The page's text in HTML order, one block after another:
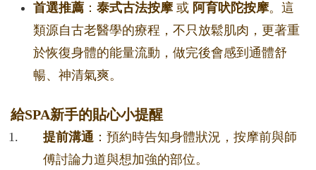
首選推薦 ： 泰式古法按摩或 阿育吠陀按摩。這
類源自古老醫學的療程，不只放鬆肌肉，更著重
於恢復身體的能量流動，做完後會感到通體舒
暢、神清氣爽。
給SPA新手的貼心小提醒
提前溝通 ：預約時告知身體狀況，按摩前與師
傅討論力道與想加強的部位。